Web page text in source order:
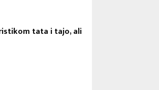
tata i tajo, ali